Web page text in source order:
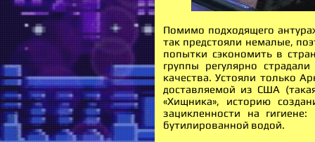
Помимо подходящего
так предстояли немалые,
попытки сэкономить в
группы регулярно
качества. Устояли только
доставляемой из США
«Хищника», историю
зацикленности на
бутилированной водой.